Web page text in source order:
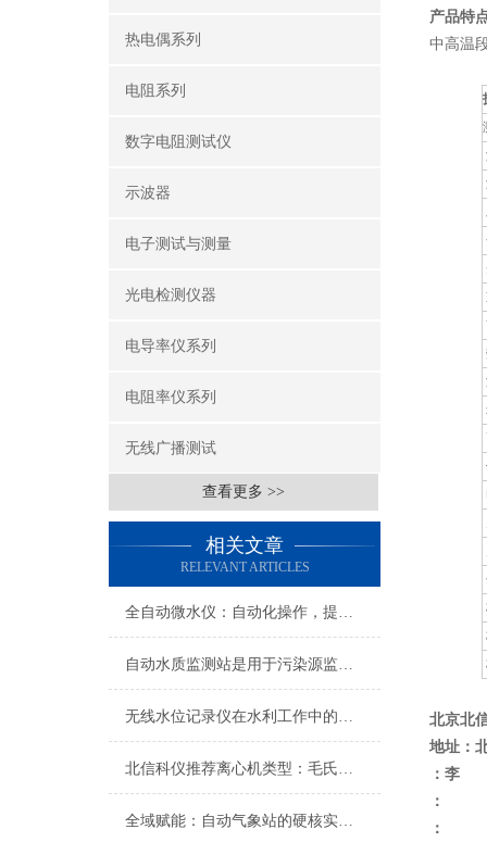
热电偶系列
电阻系列
数字电阻测试仪
示波器
电子测试与测量
光电检测仪器
电导率仪系列
电阻率仪系列
无线广播测试
查看更多 >>
相关文章
RELEVANT ARTICLES
全自动微水仪：自动化操作，提高检测效率
自动水质监测站是用于污染源监测和总量控制的环保仪器
无线水位记录仪在水利工作中的应用
北信科仪推荐离心机类型：毛氏离心机、离心机干、乳品杂质离心机等
全域赋能：自动气象站的硬核实力与智能内核
产品特
中高温
北京北
地址：
：李
：
：